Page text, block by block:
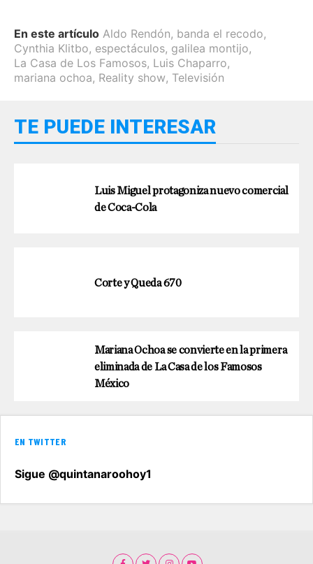
En este artículo Aldo Rendón, banda el recodo,
Cynthia Klitbo, espectáculos, galilea montijo,
La Casa de Los Famosos, Luis Chaparro,
mariana ochoa, Reality show, Televisión
TE PUEDE INTERESAR
Luis Miguel protagoniza nuevo comercial
de Coca-Cola
Corte y Queda 670
Mariana Ochoa se convierte en la primera
eliminada de La Casa de los Famosos
México
EN TWITTER
Sigue @quintanaroohoy1